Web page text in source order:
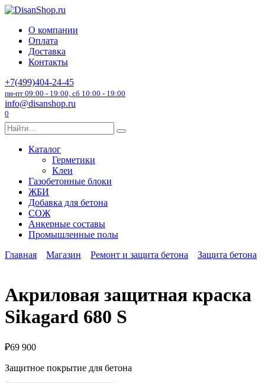
Перейти
содержанию
О компании
Оплата
Доставка
Контакты
+7(499)404-24-45
пн-пт 09:00 - 19:00, сб 10:00 - 19:00
info@disanshop.ru
0
Search
for:
Каталог
Герметики
Клеи
Газобетонные блоки
ЖБИ
Добавка для бетона
СОЖ
Анкерные составы
Промышленные полы
Главная
Магазин Ремонт и защита бетона Защита бетона
Акриловая защитная краска
Sikagard 680 S
₽69 900
Защитное покрытие для бетона